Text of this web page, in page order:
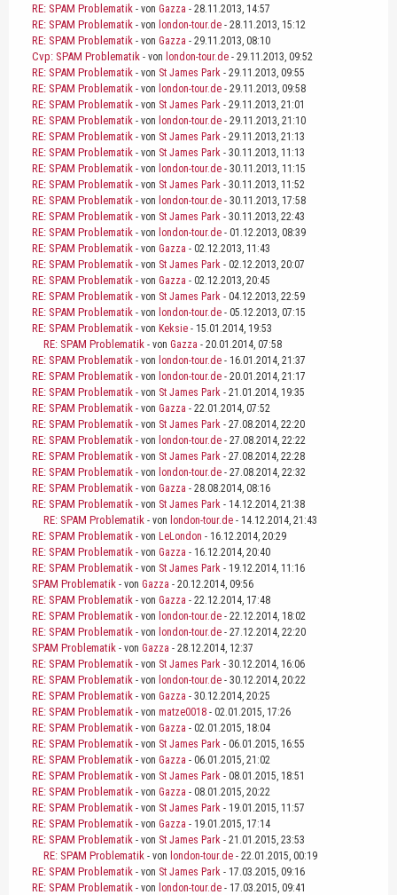
RE: SPAM Problematik - von Gazza - 28.11.2013, 14:57
RE: SPAM Problematik - von london-tour.de - 28.11.2013, 15:12
RE: SPAM Problematik - von Gazza - 29.11.2013, 08:10
Cvp: SPAM Problematik - von london-tour.de - 29.11.2013, 09:52
RE: SPAM Problematik - von St James Park - 29.11.2013, 09:55
RE: SPAM Problematik - von london-tour.de - 29.11.2013, 09:58
RE: SPAM Problematik - von St James Park - 29.11.2013, 21:01
RE: SPAM Problematik - von london-tour.de - 29.11.2013, 21:10
RE: SPAM Problematik - von St James Park - 29.11.2013, 21:13
RE: SPAM Problematik - von St James Park - 30.11.2013, 11:13
RE: SPAM Problematik - von london-tour.de - 30.11.2013, 11:15
RE: SPAM Problematik - von St James Park - 30.11.2013, 11:52
RE: SPAM Problematik - von london-tour.de - 30.11.2013, 17:58
RE: SPAM Problematik - von St James Park - 30.11.2013, 22:43
RE: SPAM Problematik - von london-tour.de - 01.12.2013, 08:39
RE: SPAM Problematik - von Gazza - 02.12.2013, 11:43
RE: SPAM Problematik - von St James Park - 02.12.2013, 20:07
RE: SPAM Problematik - von Gazza - 02.12.2013, 20:45
RE: SPAM Problematik - von St James Park - 04.12.2013, 22:59
RE: SPAM Problematik - von london-tour.de - 05.12.2013, 07:15
RE: SPAM Problematik - von Keksie - 15.01.2014, 19:53
RE: SPAM Problematik - von Gazza - 20.01.2014, 07:58
RE: SPAM Problematik - von london-tour.de - 16.01.2014, 21:37
RE: SPAM Problematik - von london-tour.de - 20.01.2014, 21:17
RE: SPAM Problematik - von St James Park - 21.01.2014, 19:35
RE: SPAM Problematik - von Gazza - 22.01.2014, 07:52
RE: SPAM Problematik - von St James Park - 27.08.2014, 22:20
RE: SPAM Problematik - von london-tour.de - 27.08.2014, 22:22
RE: SPAM Problematik - von St James Park - 27.08.2014, 22:28
RE: SPAM Problematik - von london-tour.de - 27.08.2014, 22:32
RE: SPAM Problematik - von Gazza - 28.08.2014, 08:16
RE: SPAM Problematik - von St James Park - 14.12.2014, 21:38
RE: SPAM Problematik - von london-tour.de - 14.12.2014, 21:43
RE: SPAM Problematik - von LeLondon - 16.12.2014, 20:29
RE: SPAM Problematik - von Gazza - 16.12.2014, 20:40
RE: SPAM Problematik - von St James Park - 19.12.2014, 11:16
SPAM Problematik - von Gazza - 20.12.2014, 09:56
RE: SPAM Problematik - von Gazza - 22.12.2014, 17:48
RE: SPAM Problematik - von london-tour.de - 22.12.2014, 18:02
RE: SPAM Problematik - von london-tour.de - 27.12.2014, 22:20
SPAM Problematik - von Gazza - 28.12.2014, 12:37
RE: SPAM Problematik - von St James Park - 30.12.2014, 16:06
RE: SPAM Problematik - von london-tour.de - 30.12.2014, 20:22
RE: SPAM Problematik - von Gazza - 30.12.2014, 20:25
RE: SPAM Problematik - von matze0018 - 02.01.2015, 17:26
RE: SPAM Problematik - von Gazza - 02.01.2015, 18:04
RE: SPAM Problematik - von St James Park - 06.01.2015, 16:55
RE: SPAM Problematik - von Gazza - 06.01.2015, 21:02
RE: SPAM Problematik - von St James Park - 08.01.2015, 18:51
RE: SPAM Problematik - von Gazza - 08.01.2015, 20:22
RE: SPAM Problematik - von St James Park - 19.01.2015, 11:57
RE: SPAM Problematik - von Gazza - 19.01.2015, 17:14
RE: SPAM Problematik - von St James Park - 21.01.2015, 23:53
RE: SPAM Problematik - von london-tour.de - 22.01.2015, 00:19
RE: SPAM Problematik - von St James Park - 17.03.2015, 09:16
RE: SPAM Problematik - von london-tour.de - 17.03.2015, 09:41